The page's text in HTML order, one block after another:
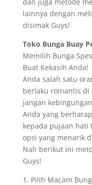
lainnya dengan
disimak Guys!
Toko Bunga Buay
Memilih Bunga
Buat Kekasih Anda!
Anda salah satu
berlaku romantis di
jangan
Anda yang
kepada pujaan hati
opsi yang menarik
Nah berikut ini
Guys!
1. Pilih Macam